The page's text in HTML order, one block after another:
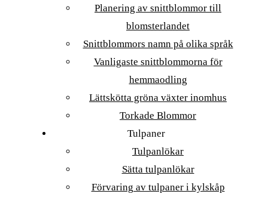
Planering av snittblommor till
blomsterlandet
Snittblommors namn på olika språk
Vanligaste snittblommorna för
hemmaodling
Lättskötta gröna växter inomhus
Torkade Blommor
Tulpaner
Tulpanlökar
Sätta tulpanlökar
Förvaring av tulpaner i kylskåp